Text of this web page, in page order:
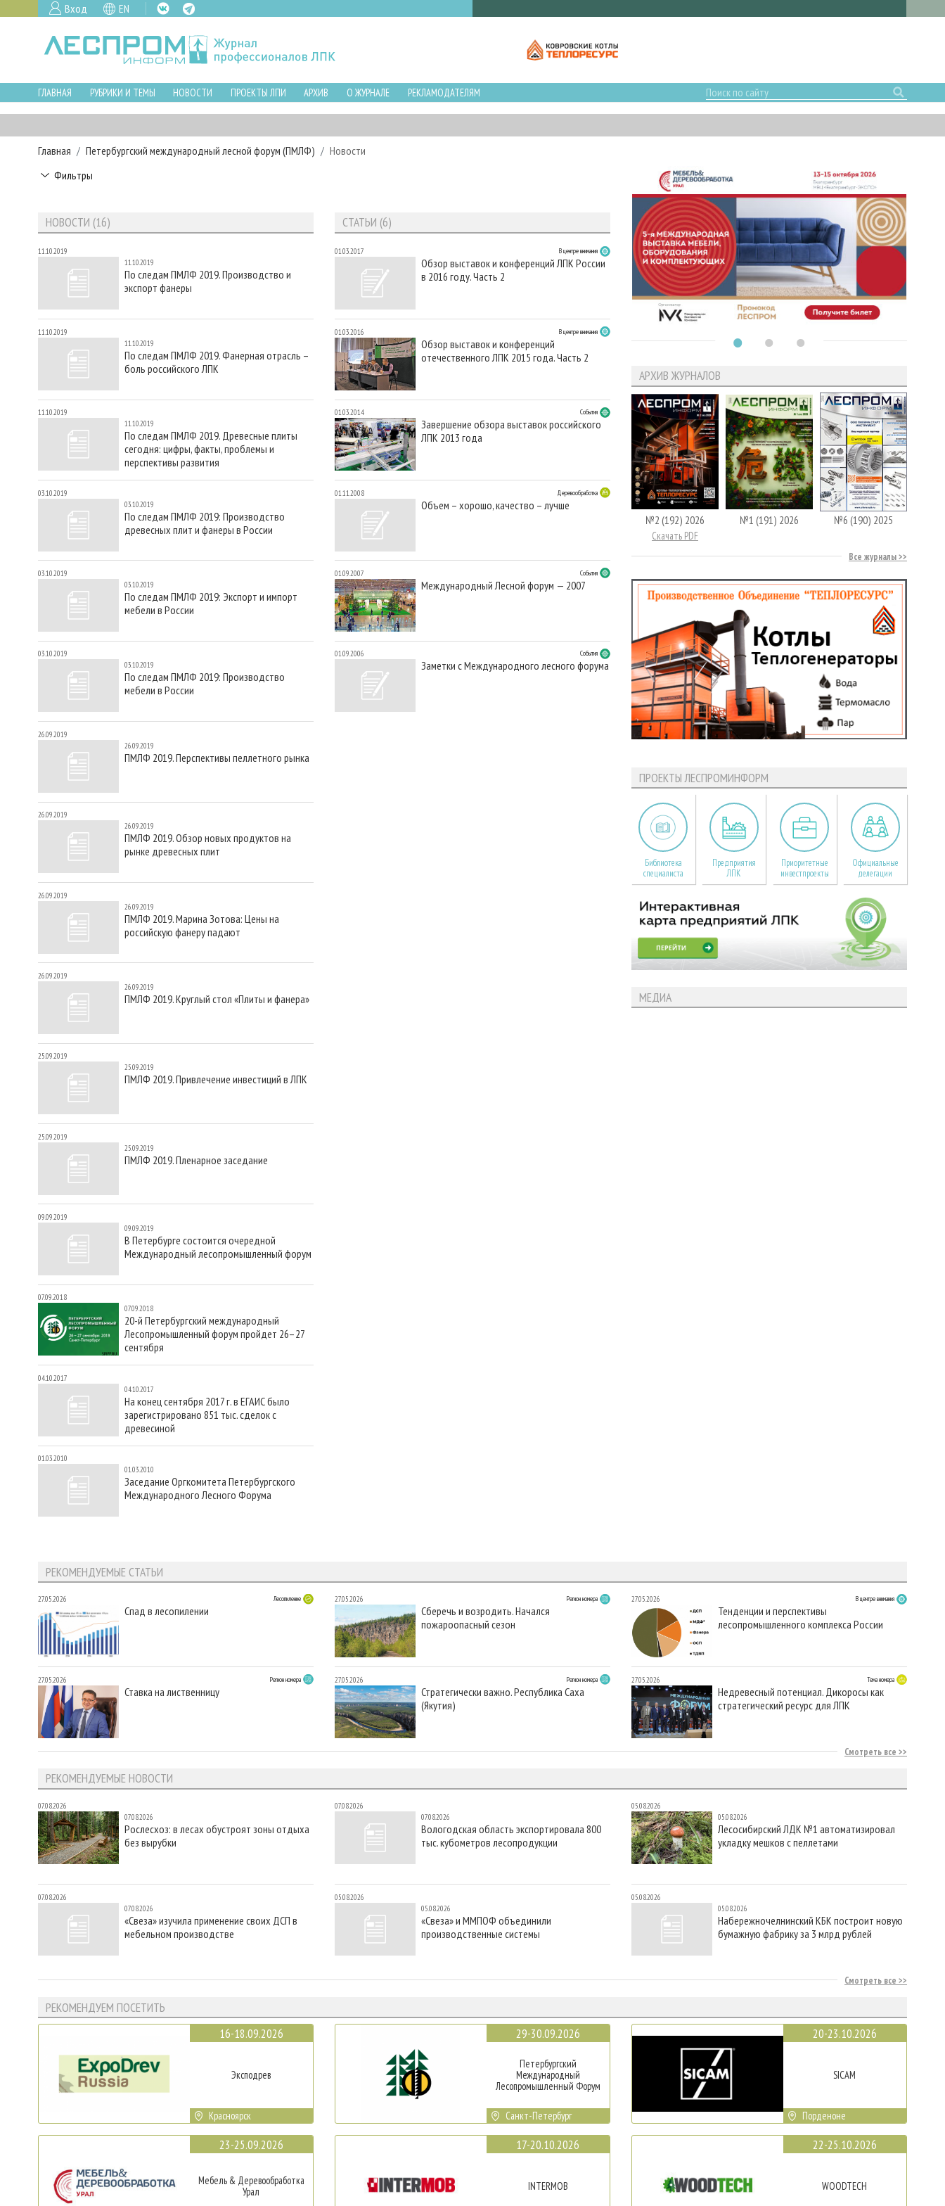
Вход EN
ГЛАВНАЯ РУБРИКИ И ТЕМЫ НОВОСТИ ПРОЕКТЫ ЛПИ АРХИВ О ЖУРНАЛЕ РЕКЛАМОДАТЕЛЯМ
Главная Петербургский международный лесной форум (ПМЛФ)
Новости
Фильтры
НОВОСТИ (16)
11.10.2019
11.10.2019
По следам ПМЛФ 2019. Производство и
экспорт фанеры
11.10.2019
11.10.2019
По следам ПМЛФ 2019. Фанерная отрасль –
боль российского ЛПК
11.10.2019
11.10.2019
По следам ПМЛФ 2019. Древесные плиты
сегодня: цифры, факты, проблемы и
перспективы развития
03.10.2019
03.10.2019
По следам ПМЛФ 2019: Производство
древесных плит и фанеры в России
03.10.2019
03.10.2019
По следам ПМЛФ 2019: Экспорт и импорт
мебели в России
03.10.2019
03.10.2019
По следам ПМЛФ 2019: Производство
мебели в России
26.09.2019
26.09.2019
ПМЛФ 2019. Перспективы пеллетного рынка
26.09.2019
26.09.2019
ПМЛФ 2019. Обзор новых продуктов на
рынке древесных плит
26.09.2019
26.09.2019
ПМЛФ 2019. Марина Зотова: Цены на
российскую фанеру падают
26.09.2019
26.09.2019
ПМЛФ 2019. Круглый стол «Плиты и фанера»
25.09.2019
25.09.2019
ПМЛФ 2019. Привлечение инвестиций в ЛПК
25.09.2019
25.09.2019
ПМЛФ 2019. Пленарное заседание
09.09.2019
09.09.2019
В Петербурге состоится очередной
Международный лесопромышленный форум
07.09.2018
07.09.2018
20-й Петербургский международный
Лесопромышленный форум пройдет 26–27
сентября
04.10.2017
04.10.2017
На конец сентября 2017 г. в ЕГАИС было
зарегистрировано 851 тыс. сделок с
древесиной
01.03.2010
01.03.2010
Заседание Оргкомитета Петербургского
Международного Лесного Форума
СТАТЬИ (6)
01.03.2017 В центре внимания
Обзор выставок и конференций ЛПК России
в 2016 году. Часть 2
01.03.2016 В центре внимания
Обзор выставок и конференций
отечественного ЛПК 2015 года. Часть 2
01.03.2014 События
Завершение обзора выставок российского
ЛПК 2013 года
01.11.2008 Деревообработка
Объем – хорошо, качество – лучше
01.09.2007 События
Международный Лесной форум — 2007
01.09.2006 События
Заметки с Международного лесного форума
АРХИВ ЖУРНАЛОВ
№2 (192) 2026
Скачать PDF
№1 (191) 2026 №6 (190) 2025
Все журналы
ПРОЕКТЫ ЛЕСПРОМИНФОРМ
Библиотека
специалиста
Предприятия
ЛПК
Приоритетные
инвестпроекты
Официальные
делегации
МЕДИА
РЕКОМЕНДУЕМЫЕ СТАТЬИ
27.05.2026 Лесопиление
Спад в лесопилении
27.05.2026 Регион номера
Ставка на лиственницу
27.05.2026 Регион номера
Сберечь и возродить. Начался
пожароопасный сезон
27.05.2026 Регион номера
Стратегически важно. Республика Саха
(Якутия)
27.05.2026 В центре внимания
Тенденции и перспективы
лесопромышленного комплекса России
27.05.2026 Тема номера
Недревесный потенциал. Дикоросы как
стратегический ресурс для ЛПК
Смотреть все
РЕКОМЕНДУЕМЫЕ НОВОСТИ
07.08.2026
07.08.2026
Рослесхоз: в лесах обустроят зоны отдыха
без вырубки
07.08.2026
07.08.2026
«Свеза» изучила применение своих ДСП в
мебельном производстве
07.08.2026
07.08.2026
Вологодская область экспортировала 800
тыс. кубометров лесопродукции
05.08.2026
05.08.2026
«Свеза» и ММПОФ объединили
производственные системы
05.08.2026
05.08.2026
Лесосибирский ЛДК №1 автоматизировал
укладку мешков с пеллетами
05.08.2026
05.08.2026
Набережночелнинский КБК построит новую
бумажную фабрику за 3 млрд рублей
Смотреть все
РЕКОМЕНДУЕМ ПОСЕТИТЬ
16-18.09.2026
Эксподрев
Красноярск
23-25.09.2026
Мебель & Деревообработка
Урал
29-30.09.2026
Петербургский
Международный
Лесопромышленный Форум
Санкт-Петербург
17-20.10.2026
INTERMOB
20-23.10.2026
SICAM
Порденоне
22-25.10.2026
WOODTECH